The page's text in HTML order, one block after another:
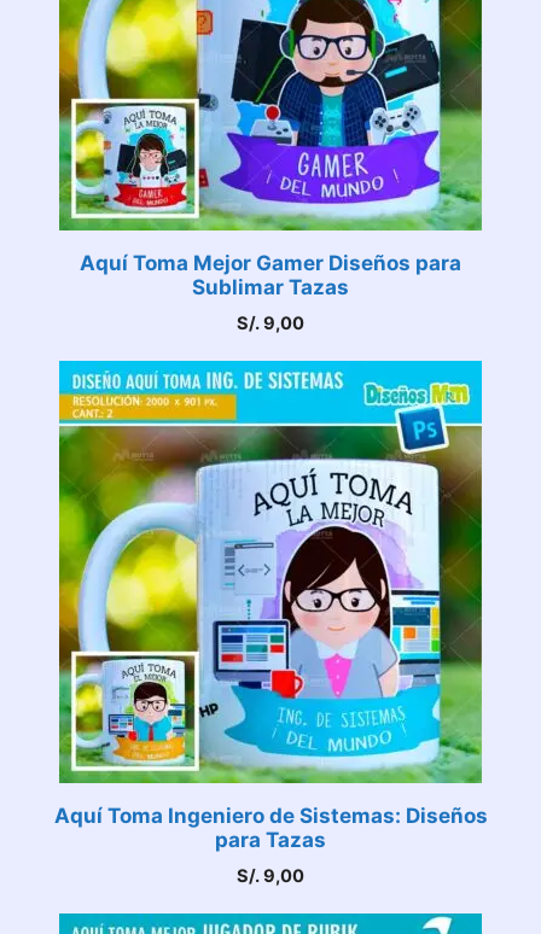
Aquí Toma Mejor Gamer Diseños para
Sublimar Tazas
S/.9,00
Aquí Toma Ingeniero de Sistemas: Diseños
para Tazas
S/.9,00